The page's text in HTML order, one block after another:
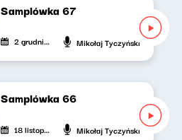
Samplówka 67
2 grudnia 2024 Mikołaj Tyczyński
Samplówka 66
18 listopada 2024 Mikołaj Tyczyński